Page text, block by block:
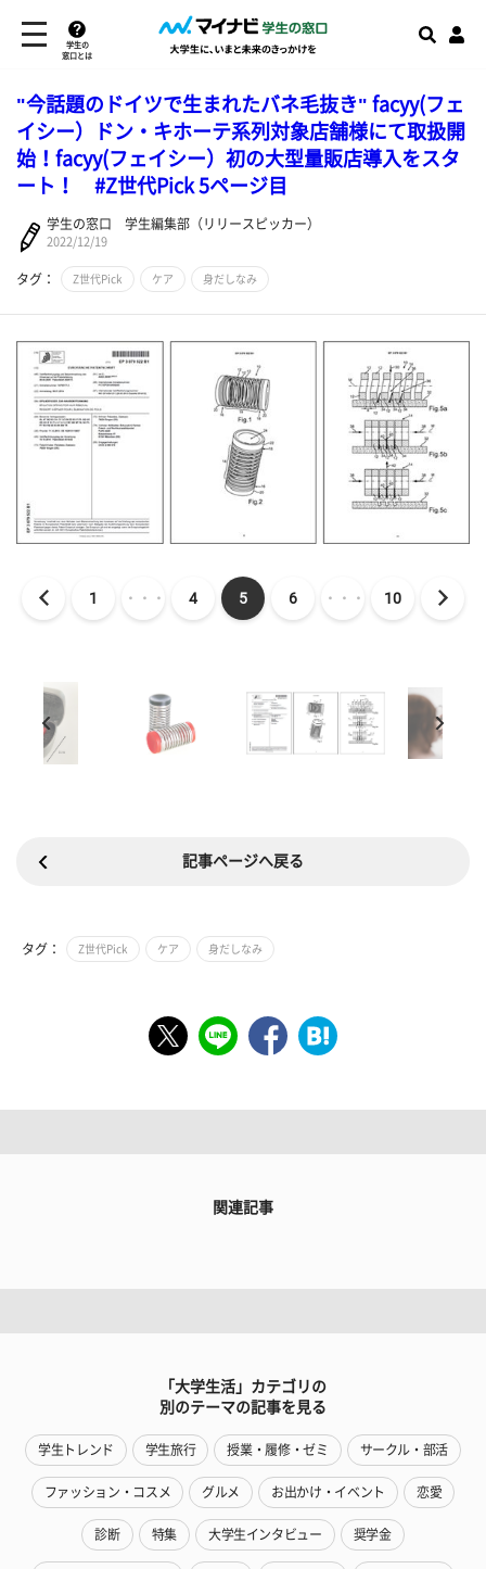
学生の
窓口とは
"今話題のドイツで生まれたバネ毛抜き" facyy(フェ
イシー）ドン・キホーテ系列対象店舗様にて取扱開
始！facyy(フェイシー）初の大型量販店導入をスタ
ート！ #Z世代Pick 5ページ目
学生の窓口 学生編集部（リリースピッカー）
2022/12/19
タグ： Z世代Pick ケア 身だしなみ
1 ・・・ 4 5 6 ・・・ 10
記事ページへ戻る
タグ： Z世代Pick ケア 身だしなみ
関連記事
「大学生活」カテゴリの
別のテーマの記事を見る
学生トレンド 学生旅行 授業・履修・ゼミ サークル・部活
ファッション・コスメ グルメ お出かけ・イベント 恋愛
診断 特集 大学生インタビュー 奨学金